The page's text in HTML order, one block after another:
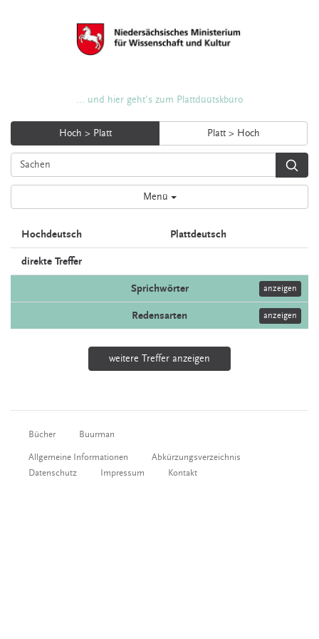
... und hier geht's zum Plattdüütskbüro
Hoch > Platt Platt > Hoch
Menü
Hochdeutsch Plattdeutsch
direkte Treffer
Sprichwörter anzeigen
Redensarten anzeigen
weitere Treffer anzeigen
Bücher Buurman
Allgemeine Informationen
Abkürzungsverzeichnis
Datenschutz
Impressum Kontakt